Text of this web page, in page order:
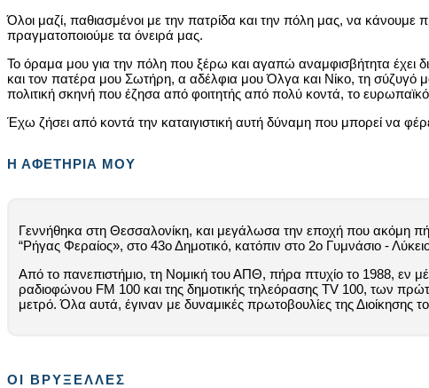
Όλοι μαζί, παθιασμένοι με την πατρίδα και την πόλη μας, να κάνουμε
πραγματοποιούμε τα όνειρά μας.
Το όραμα μου για την πόλη που ξέρω και αγαπώ αναμφισβήτητα έχει
και τον πατέρα μου Σωτήρη, α αδέλφια μου Όλγα και Νίκο, τη σύζυγό
πολιτική σκηνή που έζησα από φοιτητής από πολύ κοντά, το
Έχω ζήσει από κοντά την καταιγιστική αυτή δύναμη που μπορεί να
Η ΑΦΕΤΗΡΙΑ ΜΟΥ
Γεννήθηκα στη Θεσσαλονίκη, και μεγάλωσα την εποχή που ακόμη
“Ρήγας Φεραίος», στο 43ο Δημοτικό, κατόπιν στο 2ο Γυμνάσιο -
Από το πανεπιστήμιο, τη Νομική του ΑΠΘ, πήρα πτυχίο το 1988, εν
ραδιοφώνου FM 100 και της δημοτικής τηλεόρασης TV 100, των
μετρό. Όλα αυτά, έγιναν με δυναμικές πρωτοβουλίες της
ΟΙ ΒΡΥΞΕΛΛΕΣ